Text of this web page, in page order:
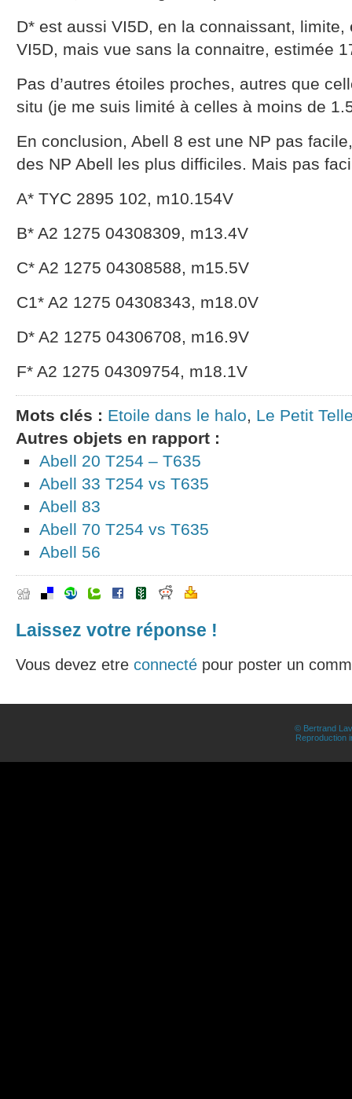
D* est aussi VI5D, en la connaissant,
VI5D, mais vue sans la connaitre, estimée
Pas d’autres étoiles proches, autres que
situ (je me suis limité à celles à moins de
En conclusion, Abell 8 est une NP pas
des NP Abell les plus difficiles. Mais pas
A* TYC 2895 102, m10.154V
B* A2 1275 04308309, m13.4V
C* A2 1275 04308588, m15.5V
C1* A2 1275 04308343, m18.0V
D* A2 1275 04306708, m16.9V
F* A2 1275 04309754, m18.1V
Mots clés : Etoile dans le halo, Le Petit
Autres objets en rapport :
Abell 20 T254 – T635
Abell 33 T254 vs T635
Abell 83
Abell 70 T254 vs T635
Abell 56
Laissez votre réponse !
Vous devez etre connecté pour poster un
© Bertrand
Reproduction